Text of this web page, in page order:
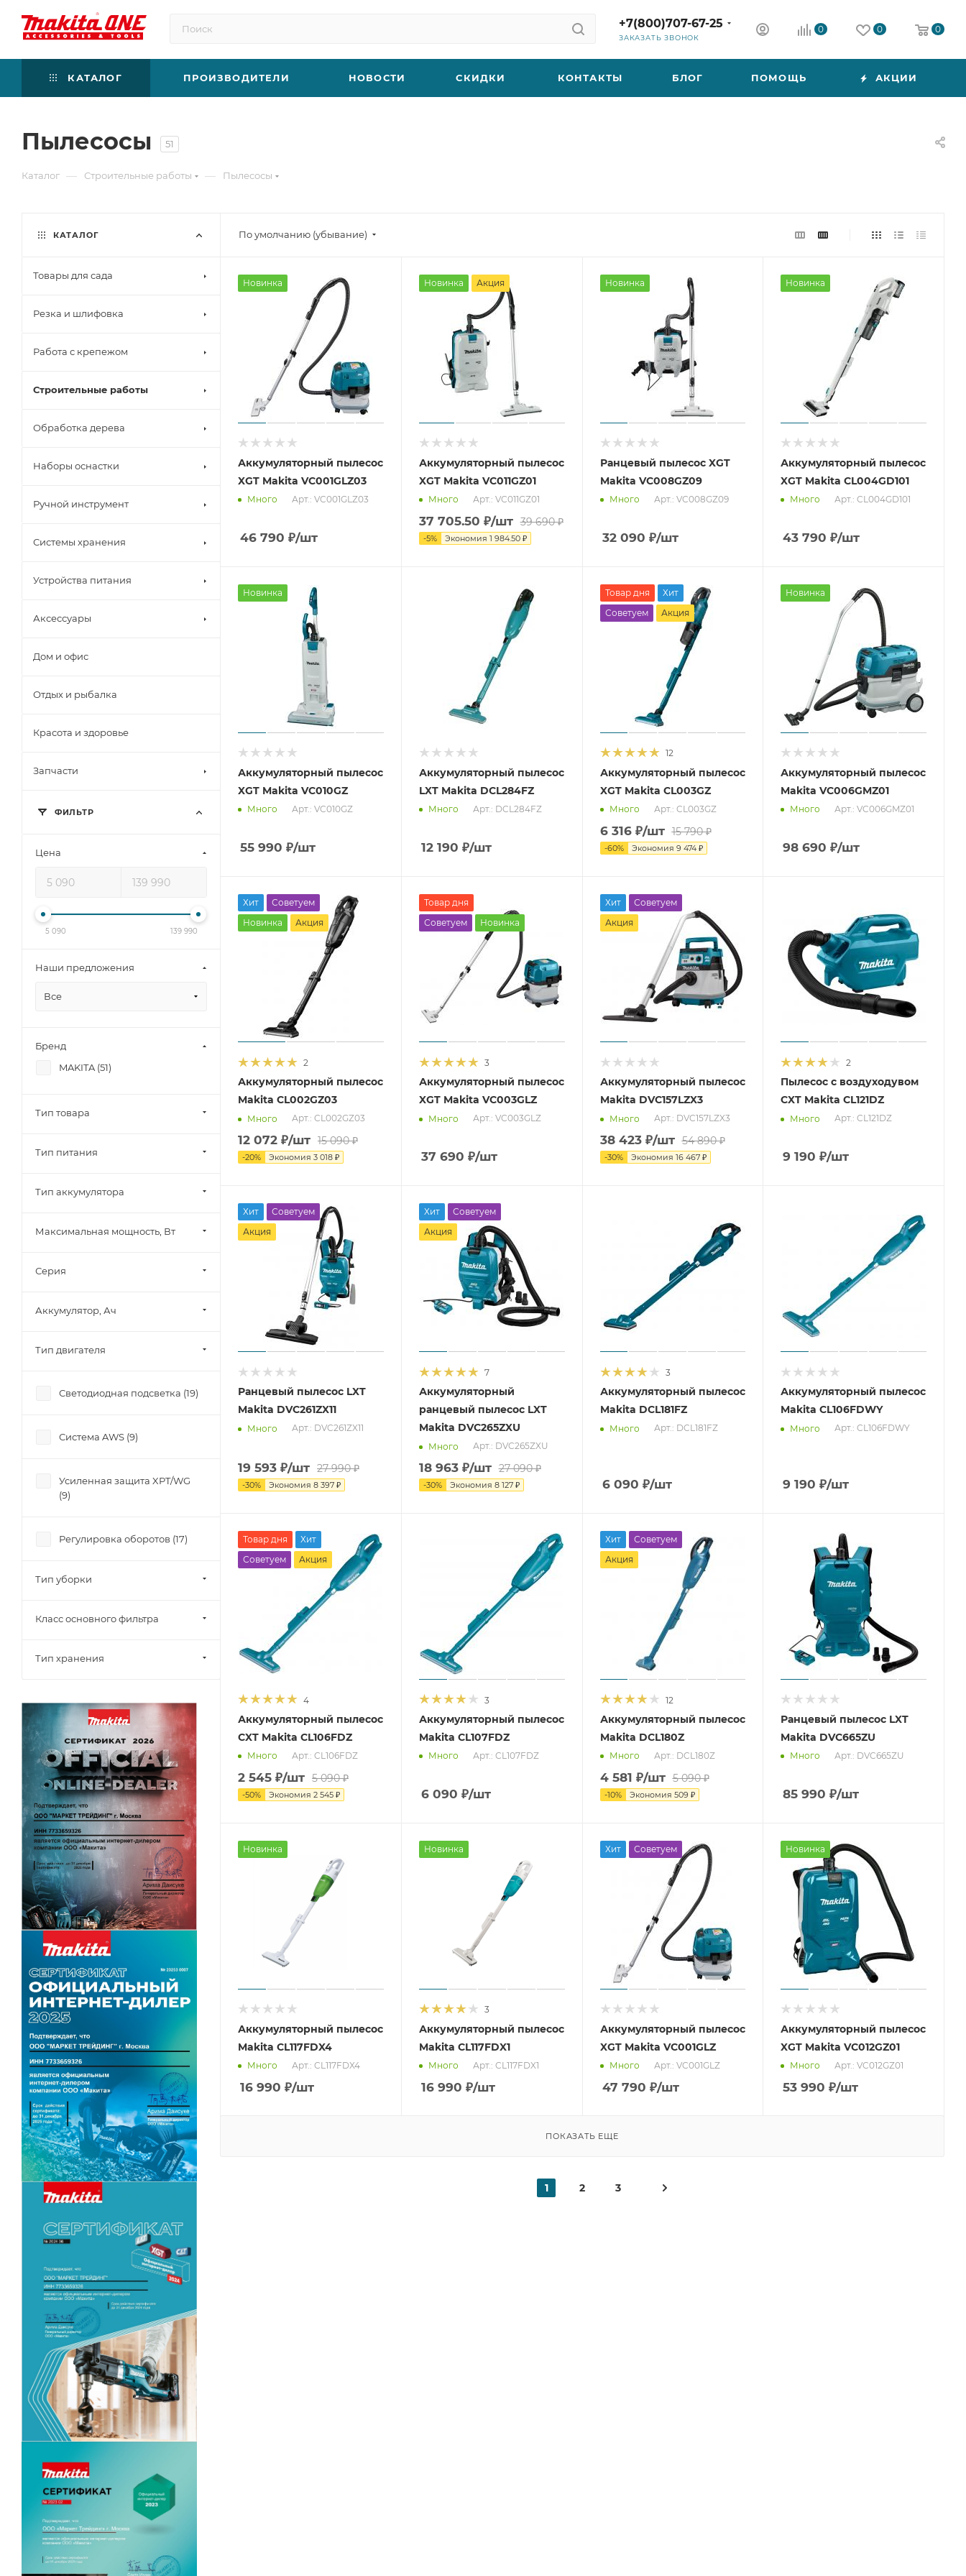
+7(800)707-67-25
ЗАКАЗАТЬ ЗВОНОК
0 0 0
КАТАЛОГ ПРОИЗВОДИТЕЛИ НОВОСТИ СКИДКИ КОНТАКТЫ БЛОГ ПОМОЩЬ АКЦИИ
Пылесосы 51
Каталог — Строительные работы — Пылесосы
По умолчанию (убывание)
Новинка
Аккумуляторный пылесос
XGT Makita VC001GLZ03
Много Арт.: VC001GLZ03
46 790 ₽/шт
Новинка Акция
Аккумуляторный пылесос
XGT Makita VC011GZ01
Много Арт.: VC011GZ01
37 705.50 ₽/шт 39 690₽
-5% Экономия 1 984.50₽
Новинка
Ранцевый пылесос XGT
Makita VC008GZ09
Много Арт.: VC008GZ09
32 090 ₽/шт
Новинка
Аккумуляторный пылесос
XGT Makita CL004GD101
Много Арт.: CL004GD101
43 790 ₽/шт
Новинка
Аккумуляторный пылесос
XGT Makita VC010GZ
Много Арт.: VC010GZ
55 990 ₽/шт
Аккумуляторный пылесос
LXT Makita DCL284FZ
Много Арт.: DCL284FZ
12 190 ₽/шт
Товар дня
Хит
Советуем
Акция
12
Аккумуляторный пылесос
XGT Makita CL003GZ
Много Арт.: CL003GZ
6 316₽/шт 15 790₽
-60% Экономия 9 474₽
Новинка
Аккумуляторный пылесос
Makita VC006GMZ01
Много Арт.: VC006GMZ01
98 690 ₽/шт
Хит
Советуем
Новинка
Акция
2
Аккумуляторный пылесос
Makita CL002GZ03
Много Арт.: CL002GZ03
12 072 ₽/шт 15 090₽
-20% Экономия 3 018 ₽
Товар дня
Советуем
Новинка
3
Аккумуляторный пылесос
XGT Makita VC003GLZ
Много Арт.: VC003GLZ
37 690 ₽/шт
Хит
Советуем
Акция
Аккумуляторный пылесос
Makita DVC157LZX3
Много Арт.: DVC157LZX3
38 423₽/шт 54 890₽
-30% Экономия 16 467₽
2
Пылесос с воздуходувом
CXT Makita CL121DZ
Много Арт.: CL121DZ
9 190 ₽/шт
Хит
Советуем
Акция
Ранцевый пылесос LXT
Makita DVC261ZX11
Много Арт.: DVC261ZX11
19 593 ₽/шт 27 990₽
-30% Экономия 8 397 ₽
Хит
Советуем
Акция
7
Аккумуляторный
ранцевый пылесос LXT
Makita DVC265ZXU
Много Арт.: DVC265ZXU
18 963₽/шт 27 090₽
-30% Экономия 8 127₽
3
Аккумуляторный пылесос
Makita DCL181FZ
Много Арт.: DCL181FZ
6 090 ₽/шт
Аккумуляторный пылесос
Makita CL106FDWY
Много Арт.: CL106FDWY
9 190 ₽/шт
Товар дня
Хит
Советуем
Акция
4
Аккумуляторный пылесос
CXT Makita CL106FDZ
Много Арт.: CL106FDZ
2 545 ₽/шт 5 090₽
-50% Экономия 2 545 ₽
3
Аккумуляторный пылесос
Makita CL107FDZ
Много Арт.: CL107FDZ
6 090 ₽/шт
Хит
Советуем
Акция
12
Аккумуляторный пылесос
Makita DCL180Z
Много Арт.: DCL180Z
4 581 ₽/шт 5 090₽
-10% Экономия 509 ₽
Ранцевый пылесос LXT
Makita DVC665ZU
Много Арт.: DVC665ZU
85 990 ₽/шт
Новинка
Аккумуляторный пылесос
Makita CL117FDX4
Много Арт.: CL117FDX4
16 990 ₽/шт
Новинка
3
Аккумуляторный пылесос
Makita CL117FDX1
Много Арт.: CL117FDX1
16 990 ₽/шт
Хит Советуем
Аккумуляторный пылесос
XGT Makita VC001GLZ
Много Арт.: VC001GLZ
47 790 ₽/шт
Новинка
Аккумуляторный пылесос
XGT Makita VC012GZ01
Много Арт.: VC012GZ01
53 990 ₽/шт
ПОКАЗАТЬ ЕЩЕ
1 2 3
КАТАЛОГ
Товары для сада
Резка и шлифовка
Работа с крепежом
Строительные работы
Обработка дерева
Наборы оснастки
Ручной инструмент
Системы хранения
Устройства питания
Аксессуары
Дом и офис
Отдых и рыбалка
Красота и здоровье
Запчасти
ФИЛЬТР
Цена
5 090 139 990
Наши предложения
Все
Бренд
MAKITA (51)
Тип товара
Тип питания
Тип аккумулятора
Максимальная мощность, Вт
Серия
Аккумулятор, Ач
Тип двигателя
Светодиодная подсветка (19)
Система AWS (9)
Усиленная защита XPT/WG
(9)
Регулировка оборотов (17)
Тип уборки
Класс основного фильтра
Тип хранения